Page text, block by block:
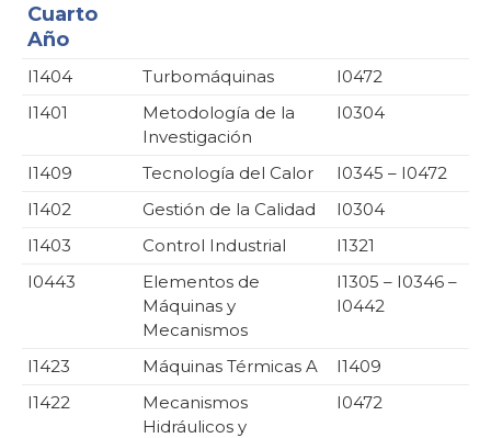
Cuarto
Año
I1404 Turbomáquinas
I0472
I1401
Metodología de la
Investigación
I0304
I1409 Tecnología del Calor
I0345 – I0472
I1402
Gestión de la Calidad
I0304
I1403
Control Industrial
I1321
I0443
Elementos de
Máquinas y
Mecanismos
I1305 – I0346 –
I0442
I1423 Máquinas Térmicas A
I1409
I1422
Mecanismos
Hidráulicos y
I0472